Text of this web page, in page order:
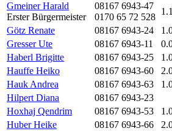
Gmeiner Harald
Erster Bürgermeister
08167 6943-47
0170 65 72 528
Götz Renate
08167 6943-24
Gresser Ute
08167 6943-11
Haberl Brigitte
08167 6943-25
Hauffe Heiko
08167 6943-60
Hauk Andrea
08167 6943-63
Hilpert Diana
08167 6943-23
Hoxhaj Qendrim
08167 6943-53
Huber Heike
08167 6943-66